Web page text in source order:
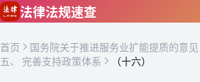
跳到主要内容
法律法规速查
首页
国务院关于推进服务业扩能提质的意见
五、 完善支持政策体系
（十六）